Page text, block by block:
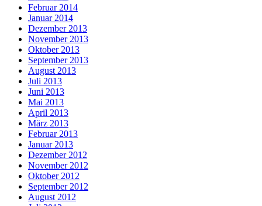
Februar 2014
Januar 2014
Dezember 2013
November 2013
Oktober 2013
September 2013
August 2013
Juli 2013
Juni 2013
Mai 2013
April 2013
März 2013
Februar 2013
Januar 2013
Dezember 2012
November 2012
Oktober 2012
September 2012
August 2012